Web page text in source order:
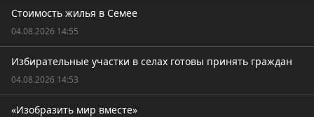
Стоимость жилья в Семее
04.08.2026 14:55
Избирательные участки в селах готовы принять граждан
04.08.2026 14:53
«Изобразить мир вместе»